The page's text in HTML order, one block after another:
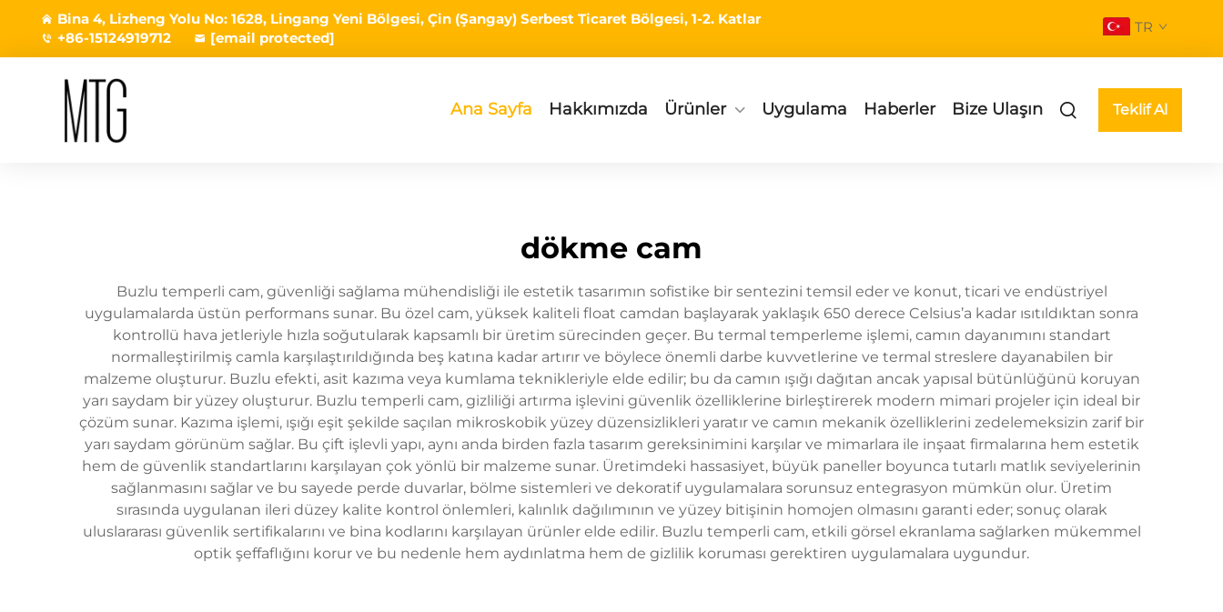
Bina 4, Lizheng Yolu No: 1628, Lingang Yeni Bölgesi, Çin (Şangay) Serbest Ticaret Bölgesi, 1-2. Katlar
+86-15124919712
[email protected]
TR
Ana Sayfa Hakkımızda Ürünler Uygulama Haberler Bize Ulaşın Teklif Al
dökme cam
Buzlu temperli cam, güvenliği sağlama mühendisliği ile estetik tasarımın sofistike bir sentezini temsil eder ve konut, ticari ve endüstriyel
uygulamalarda üstün performans sunar. Bu özel cam, yüksek kaliteli float camdan başlayarak yaklaşık 650 derece Celsius’a kadar ısıtıldıktan sonra
kontrollü hava jetleriyle hızla soğutularak kapsamlı bir üretim sürecinden geçer. Bu termal temperleme işlemi, camın dayanımını standart
normalleştirilmiş camla karşılaştırıldığında beş katına kadar artırır ve böylece önemli darbe kuvvetlerine ve termal streslere dayanabilen bir
malzeme oluşturur. Buzlu efekti, asit kazıma veya kumlama teknikleriyle elde edilir; bu da camın ışığı dağıtan ancak yapısal bütünlüğünü koruyan
yarı saydam bir yüzey oluşturur. Buzlu temperli cam, gizliliği artırma işlevini güvenlik özelliklerine birleştirerek modern mimari projeler için ideal bir
çözüm sunar. Kazıma işlemi, ışığı eşit şekilde saçılan mikroskobik yüzey düzensizlikleri yaratır ve camın mekanik özelliklerini zedelemeksizin zarif bir
yarı saydam görünüm sağlar. Bu çift işlevli yapı, aynı anda birden fazla tasarım gereksinimini karşılar ve mimarlara ile inşaat firmalarına hem estetik
hem de güvenlik standartlarını karşılayan çok yönlü bir malzeme sunar. Üretimdeki hassasiyet, büyük paneller boyunca tutarlı matlık seviyelerinin
sağlanmasını sağlar ve bu sayede perde duvarlar, bölme sistemleri ve dekoratif uygulamalara sorunsuz entegrasyon mümkün olur. Üretim
sırasında uygulanan ileri düzey kalite kontrol önlemleri, kalınlık dağılımının ve yüzey bitişinin homojen olmasını garanti eder; sonuç olarak
uluslararası güvenlik sertifikalarını ve bina kodlarını karşılayan ürünler elde edilir. Buzlu temperli cam, etkili görsel ekranlama sağlarken mükemmel
optik şeffaflığını korur ve bu nedenle hem aydınlatma hem de gizlilik koruması gerektiren uygulamalara uygundur.